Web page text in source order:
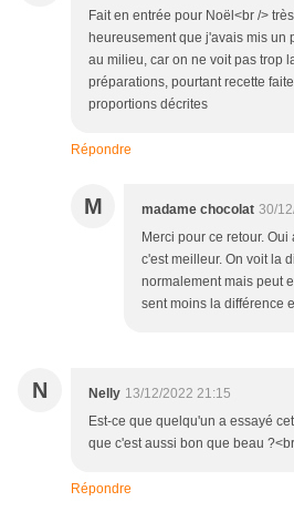
Fait en entrée pour Noël<br />
heureusement que j'avais mis un
au milieu, car on ne voit pas trop
préparations, pourtant recette
proportions décrites
Répondre
M madame chocolat 30/
Merci pour ce retour.
c'est meilleur. On voit la
normalement mais peut
sent moins la différence
N Nelly 13/12/2022 21:15
Est-ce que quelqu'un a essayé
que c'est aussi bon que beau
Répondre